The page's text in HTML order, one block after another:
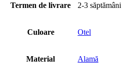
Termen de livrare 2-3 săptămâni
Culoare Otel
Material Alamă